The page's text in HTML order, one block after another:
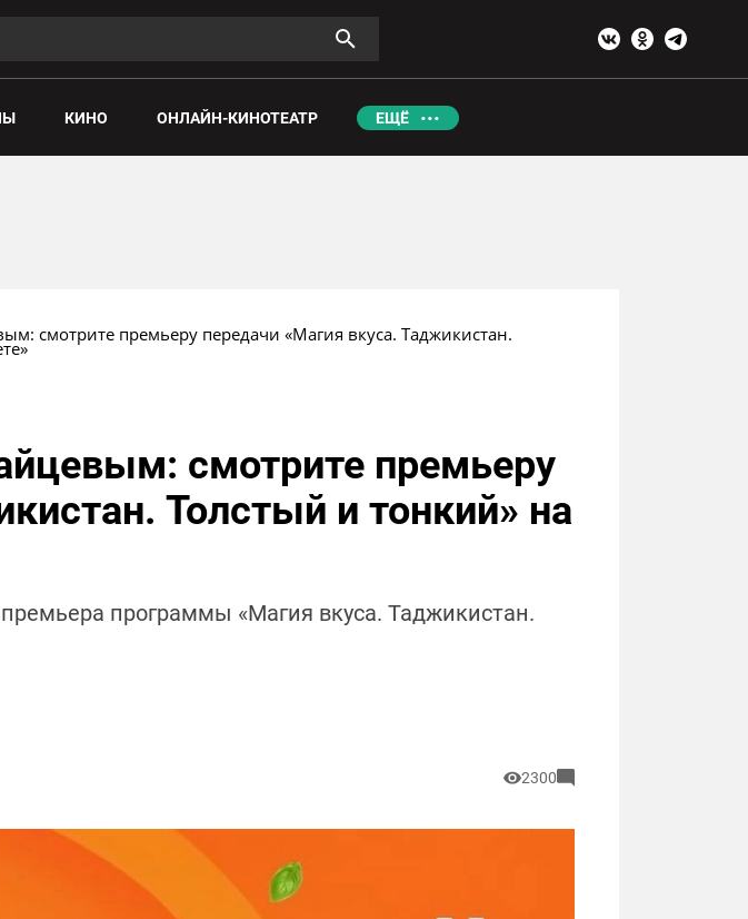
КИНО ОНЛАЙН-КИНОТЕАТР ЕЩЁ
смотрите премьеру передачи «Магия вкуса. Таджикистан.
смотрите премьеру
Толстый и тонкий» на
программы «Магия вкуса. Таджикистан.
2300